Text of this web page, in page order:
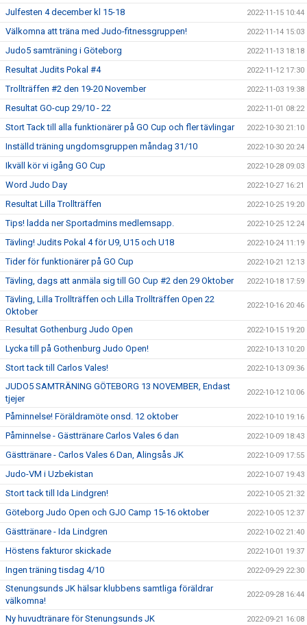
Julfesten 4 december kl 15-18 2022-11-15 10:44
Välkomna att träna med Judo-fitnessgruppen! 2022-11-14 15:03
Judo5 samträning i Göteborg 2022-11-13 18:18
Resultat Judits Pokal #4 2022-11-12 17:30
Trollträffen #2 den 19-20 November 2022-11-03 19:38
Resultat GO-cup 29/10 - 22 2022-11-01 08:22
Stort Tack till alla funktionärer på GO Cup och fler tävlingar 2022-10-30 21:10
Inställd träning ungdomsgruppen måndag 31/10 2022-10-30 20:24
Ikväll kör vi igång GO Cup 2022-10-28 09:03
Word Judo Day 2022-10-27 16:21
Resultat Lilla Trollträffen 2022-10-25 19:20
Tips! ladda ner Sportadmins medlemsapp. 2022-10-25 12:24
Tävling! Judits Pokal 4 för U9, U15 och U18 2022-10-24 11:19
Tider för funktionärer på GO Cup 2022-10-21 12:13
Tävling, dags att anmäla sig till GO Cup #2 den 29 Oktober 2022-10-18 17:59
Tävling, Lilla Trollträffen och Lilla Trollträffen Open 22
Oktober
2022-10-16 20:46
Resultat Gothenburg Judo Open 2022-10-15 19:20
Lycka till på Gothenburg Judo Open! 2022-10-13 10:20
Stort tack till Carlos Vales! 2022-10-13 09:36
JUDO5 SAMTRÄNING GÖTEBORG 13 NOVEMBER, Endast
tjejer
2022-10-12 10:06
Påminnelse! Föräldramöte onsd. 12 oktober 2022-10-10 19:16
Påminnelse - Gästtränare Carlos Vales 6 dan 2022-10-09 18:43
Gästtränare - Carlos Vales 6 Dan, Alingsås JK 2022-10-09 17:55
Judo-VM i Uzbekistan 2022-10-07 19:43
Stort tack till Ida Lindgren! 2022-10-05 21:32
Göteborg Judo Open och GJO Camp 15-16 oktober 2022-10-05 12:37
Gästtränare - Ida Lindgren 2022-10-02 21:40
Höstens fakturor skickade 2022-10-01 19:37
Ingen träning tisdag 4/10 2022-09-29 22:30
Stenungsunds JK hälsar klubbens samtliga föräldrar
välkomna!
2022-09-28 16:44
Ny huvudtränare för Stenungsunds JK 2022-09-21 16:08